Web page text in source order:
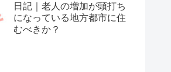
日記｜老人の増加が頭打ち
になっている地方都市に住
むべきか？